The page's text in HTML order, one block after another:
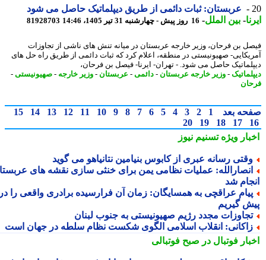
عربستان: ثبات دائمی از طریق دیپلماتیک حاصل می شود
-بین الملل-16 روز پیش - چهارشنبه 31 تیر 1405، 14:46 81928703
بن فرحان، وزیر خارجه عربستان در میانه تنش های ناشی از تجاوزات
صهیونیستی در منطقه، اعلام کرد که ثبات دائمی از طریق راه حل های
حاصل می شود. - تهران- ایرنا- فیصل بن فرحان،
-وزیر خارجه عربستان-دائمی -عربستان-وزیر خارجه-صهیونیستی-
بعد 1
2
3
4
5
6
7
8
9
10
11
12
13
14
15
17
18
19
20
ویژهتسنیم نیوز
رسانه عبری از کابوس بنیامین نتانیاهو می گوید
عملیات نظامی یمن برای خنثی سازی نقشه های عربستان
شد
عراقچی به همسایگان: زمان آن فرارسیده برادری واقعی را در
گیریم
مجدد رژیم صهیونیستی به جنوب لبنان
انقلاب اسلامی الگوی شکست نظام سلطه در جهان است
فوتبال در صبح فوتبالی